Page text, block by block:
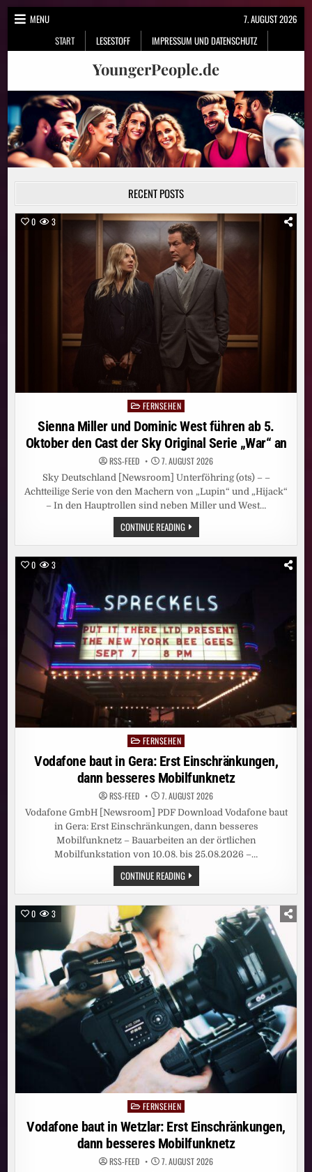
Skip
MENU
START
LESESTOFF IMPRESSUM UND DATENSCHUTZ
7. AUGUST 2026
YoungerPeople.de
RECENT POSTS
0 3
Posted
in
FERNSEHEN
Sienna Miller und Dominic West führen ab 5.
Oktober den Cast der Sky Original Serie „War“ an
RSS-FEED 7. AUGUST 2026
Sky Deutschland [Newsroom] Unterföhring (ots) – –
Achtteilige Serie von den Machern von „Lupin“ und „Hijack“
– In den Hauptrollen sind neben Miller und West…
CONTINUE READINGSIENNA
MILLER
UND
OKTOBER
DEN
CAST
DER
SKY
ORIGINAL
SERIE
„WAR“
AN
0 3
Posted
in
FERNSEHEN
Vodafone baut in Gera: Erst Einschränkungen,
dann besseres Mobilfunknetz
RSS-FEED 7. AUGUST 2026
Vodafone GmbH [Newsroom] PDF Download Vodafone baut
in Gera: Erst Einschränkungen, dann besseres
Mobilfunknetz – Bauarbeiten an der örtlichen
Mobilfunkstation von 10.08. bis 25.08.2026 –…
CONTINUE READINGVODAFONE
BAUT
IN
GERA:
EINSCHRÄNKUNGEN,
BESSERES
MOBILFUNKNETZ
0 3
Posted
in
FERNSEHEN
Vodafone baut in Wetzlar: Erst Einschränkungen,
dann besseres Mobilfunknetz
RSS-FEED 7. AUGUST 2026